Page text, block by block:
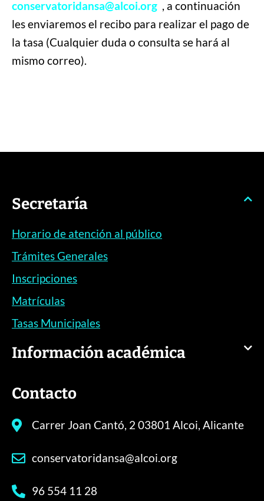
conservatoridansa@alcoi.org , a continuación
les enviaremos el recibo para realizar el pago de
la tasa (Cualquier duda o consulta se hará al
mismo correo).
Secretaría
Horario de atención al público
Trámites Generales
Inscripciones
Matrículas
Tasas Municipales
Información académica
Contacto
Carrer Joan Cantó, 2 03801 Alcoi, Alicante
conservatoridansa@alcoi.org
96 554 11 28